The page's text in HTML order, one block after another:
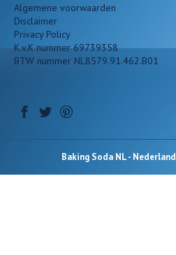
Algemene voorwaarden
Disclaimer
Privacy Policy
K.v.K nummer 69739358
BTW nummer NL8579.91.462.B01
Baking Soda NL - Nederland